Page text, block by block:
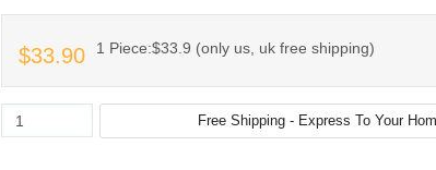
$33.90 1 Piece:$33.9 (only us, uk free shipping)